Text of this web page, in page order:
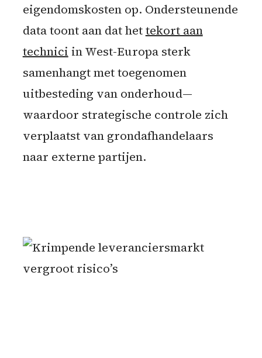
eigendomskosten op. Ondersteunende
data toont aan dat hettekort aan
technici in West-Europa sterk
samenhangt met toegenomen
uitbesteding van onderhoud—
waardoor strategische controle zich
verplaatst van grondafhandelaars
naar externe partijen.